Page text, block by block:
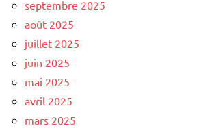
septembre 2025
août 2025
juillet 2025
juin 2025
mai 2025
avril 2025
mars 2025